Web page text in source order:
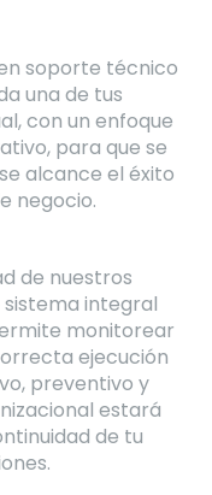
soporte técnico
una de tus
con un enfoque
para que se
alcance el éxito
negocio.
de nuestros
integral
monitorear
ejecución
preventivo y
estará
de tu